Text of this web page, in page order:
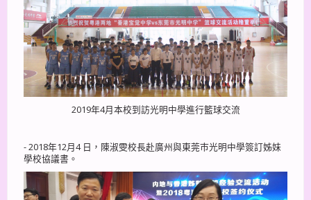
2019年4月本校到訪光明中學進行籃球交流
- 2018年12月4 日，陳淑雯校長赴廣州與東莞巿光明中學簽訂姊妹
學校協議書。